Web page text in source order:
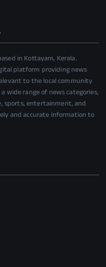
in Kottayam, Kerala.
platform providing news
to the local community
wide range of news categories,
sports, entertainment, and
and accurate information to